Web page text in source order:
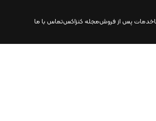
خدمات پس از فروشمجله کنزاکستماس با ما